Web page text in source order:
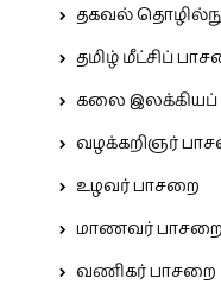
தகவல்
தமிழ் மீட்சிப்
கலை இலக்கியப்
வழக்கறிஞர்
உழவர் பாசறை
மாணவர் பாசறை
வணிகர் பாசறை